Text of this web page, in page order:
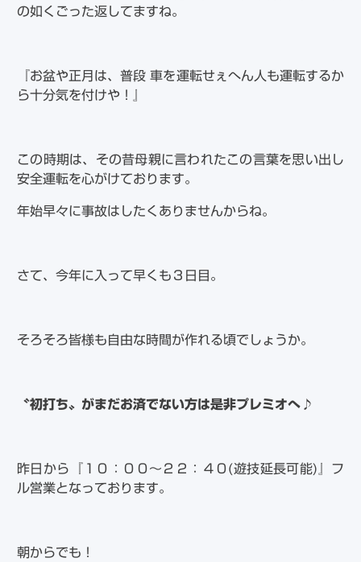
の如くごった返してますね。
『お盆や正月は、普段 車を運転せぇへん人も運転するか
ら十分気を付けや！』
この時期は、その昔母親に言われたこの言葉を思い出し
安全運転を心がけております。
年始早々に事故はしたくありませんからね。
さて、今年に入って早くも３日目。
そろそろ皆様も自由な時間が作れる頃でしょうか。
〝初打ち〟がまだお済でない方は是非プレミオへ♪
昨日から『１０：００～２２：４０(遊技延長可能)』フ
ル営業となっております。
朝からでも！